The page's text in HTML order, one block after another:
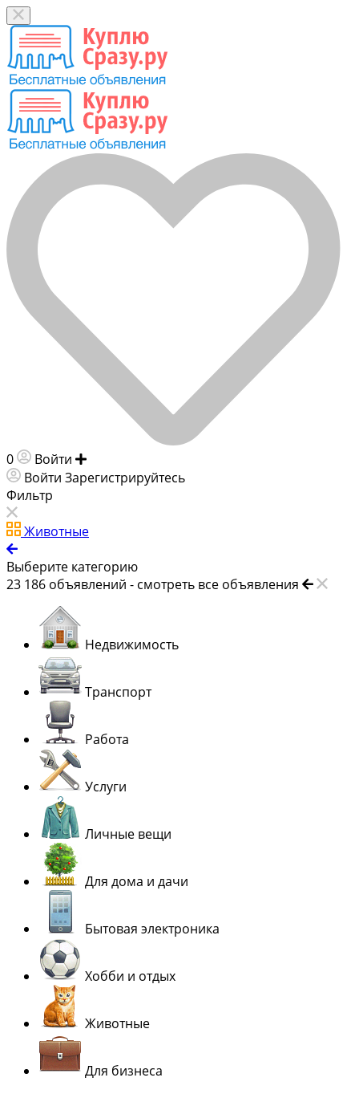
0 Войти
Войти Зарегистрируйтесь
Фильтр
Животные
Выберите категорию
23 186 объявлений - смотреть все объявления
Недвижимость
Транспорт
Работа
Услуги
Личные вещи
Для дома и дачи
Бытовая электроника
Хобби и отдых
Животные
Для бизнеса